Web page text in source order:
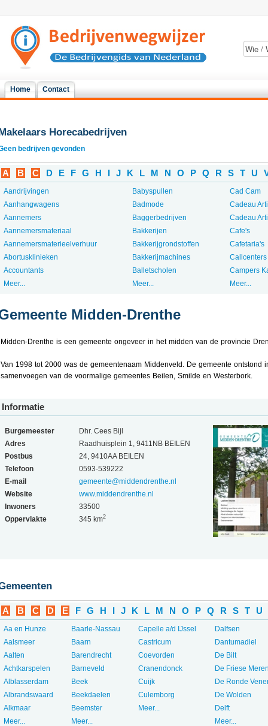
Home Contact
Horecabedrijven
bedrijven gevonden
A B C D E F G H I J K L M N O P Q R S T U
Aandrijvingen
Aanhangwagens
Aannemers
Aannemersmateriaal
Aannemersmaterieelverhuur
Abortusklinieken
Accountants
Meer...
Babyspullen
Badmode
Baggerbedrijven
Bakkerijen
Bakkerijgrondstoffen
Bakkerijmachines
Balletscholen
Meer...
Cad Cam
Cadeau
Cadeau
Cafe's
Cafetaria's
Callcenters
Campers
Meer...
Midden-Drenthe
Midden-Drenthe is een gemeente ongeveer in het midden van de provincie
Van 1998 tot 2000 was de gemeentenaam Middenveld. De gemeente ontstond
samenvoegen van de voormalige gemeentes Beilen, Smilde en Westerbork.
Informatie
Burgemeester
Dhr. Cees Bijl
Adres
Raadhuisplein 1, 9411NB BEILEN
Postbus
24, 9410AA BEILEN
Telefoon
0593-539222
E-mail
gemeente@middendrenthe.nl
Website
www.middendrenthe.nl
Inwoners
33500
Oppervlakte
345 km2
A B C D E F G H I J K L M N O P Q R S T U
Aa en Hunze
Aalsmeer
Aalten
Achtkarspelen
Alblasserdam
Albrandswaard
Alkmaar
Meer...
Baarle-Nassau
Baarn
Barendrecht
Barneveld
Beek
Beekdaelen
Beemster
Meer...
Capelle a/d IJssel
Castricum
Coevorden
Cranendonck
Cuijk
Culemborg
Meer...
Dalfsen
Dantumadiel
De Bilt
De Friese
De Ronde
De Wolden
Delft
Meer...